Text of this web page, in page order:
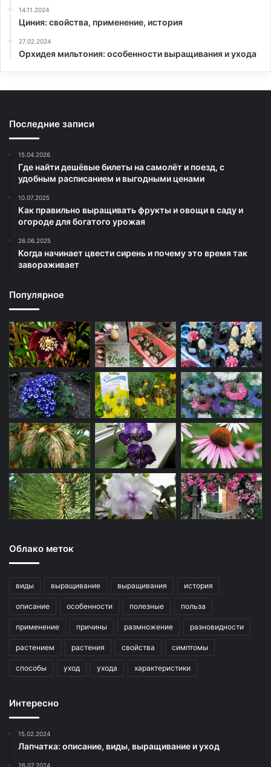
14.11.2024
Циния: свойства, применение, история
27.02.2024
Орхидея мильтония: особенности выращивания и ухода
Последние записи
15.04.2026
Где найти дешёвые билеты на самолёт и поезд, с
удобным расписанием и выгодными ценами
10.07.2025
Как правильно выращивать фрукты и овощи в саду и
огороде для богатого урожая
26.06.2025
Когда начинает цвести сирень и почему это время так
завораживает
Популярное
Облако меток
виды выращивание выращивания история
описание особенности полезные польза
применение причины размножение разновидности
растением растения свойства симптомы
способы уход ухода характеристики
Интересно
15.02.2024
Лапчатка: описание, виды, выращивание и уход
26.07.2024